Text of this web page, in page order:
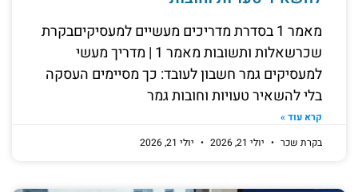
מאמר 1 בסדרת מדריכים מעשיים למעסיקיםבקרת
שכרשאלות ותשובות מאמר 1 | מדריך מעשי
למעסיקים גמר חשבון לעובד: כך מסיימים העסקה
בלי להשאיר טעויות וחובות גמר
קרא עוד »
בקרת שכר
יולי 21, 2026 יולי 21, 2026